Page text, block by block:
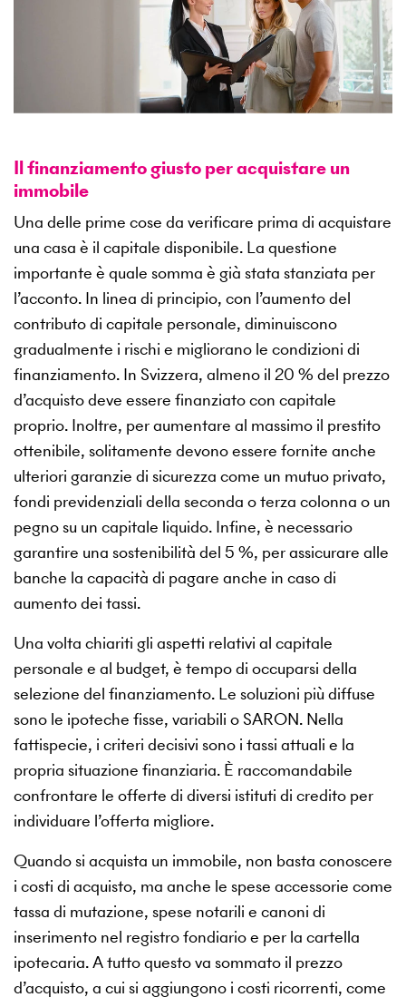
Il finanziamento giusto per acquistare un
immobile
Una delle prime cose da verificare prima di acquistare
una casa è il capitale disponibile. La questione
importante è quale somma è già stata stanziata per
l’acconto. In linea di principio, con l’aumento del
contributo di capitale personale, diminuiscono
gradualmente i rischi e migliorano le condizioni di
finanziamento. In Svizzera, almeno il 20 % del prezzo
d’acquisto deve essere finanziato con capitale
proprio. Inoltre, per aumentare al massimo il prestito
ottenibile, solitamente devono essere fornite anche
ulteriori garanzie di sicurezza come un mutuo privato,
fondi previdenziali della seconda o terza colonna o un
pegno su un capitale liquido. Infine, è necessario
garantire una sostenibilità del 5 %, per assicurare alle
banche la capacità di pagare anche in caso di
aumento dei tassi.
Una volta chiariti gli aspetti relativi al capitale
personale e al budget, è tempo di occuparsi della
selezione del finanziamento. Le soluzioni più diffuse
sono le ipoteche fisse, variabili o SARON. Nella
fattispecie, i criteri decisivi sono i tassi attuali e la
propria situazione finanziaria. È raccomandabile
confrontare le offerte di diversi istituti di credito per
individuare l’offerta migliore.
Quando si acquista un immobile, non basta conoscere
i costi di acquisto, ma anche le spese accessorie come
tassa di mutazione, spese notarili e canoni di
inserimento nel registro fondiario e per la cartella
ipotecaria. A tutto questo va sommato il prezzo
d’acquisto, a cui si aggiungono i costi ricorrenti, come